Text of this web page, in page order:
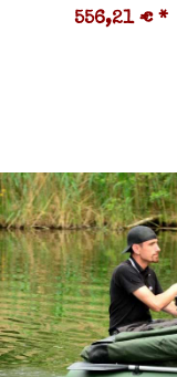
556,21 € *